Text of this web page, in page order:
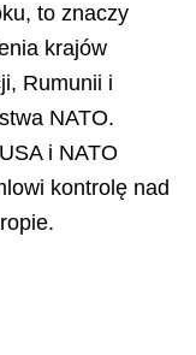
to znaczy
krajów
Rumunii i
NATO.
i NATO
kontrolę nad